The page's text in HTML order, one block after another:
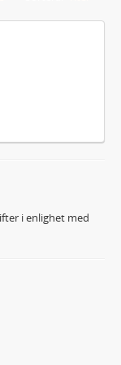
i enlighet med